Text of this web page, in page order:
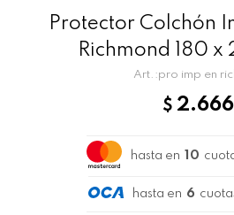
Protector Colchón
Richmond 180
pro imp en
$ 2.666
hasta en 10
hasta en 6